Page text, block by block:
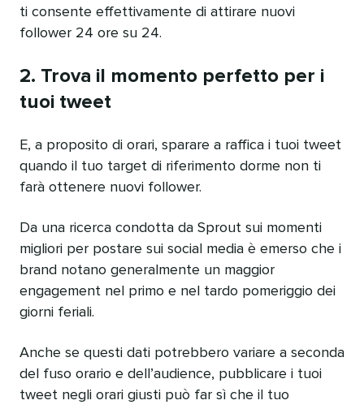
ti consente effettivamente di attirare nuovi
follower 24 ore su 24.
2. Trova il momento perfetto per i
tuoi tweet
E, a proposito di orari, sparare a raffica i tuoi tweet
quando il tuo target di riferimento dorme non ti
farà ottenere nuovi follower.
Da una ricerca condotta da Sprout sui momenti
migliori per postare sui social media è emerso che i
brand notano generalmente un maggior
engagement nel primo e nel tardo pomeriggio dei
giorni feriali.
Anche se questi dati potrebbero variare a seconda
del fuso orario e dell’audience, pubblicare i tuoi
tweet negli orari giusti può far sì che il tuo